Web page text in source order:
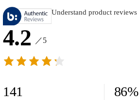
Understand product reviews
4.2 ／5
141 86%